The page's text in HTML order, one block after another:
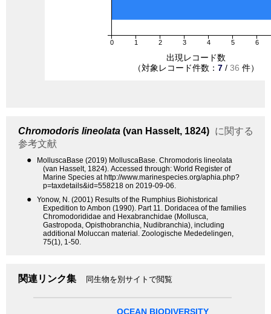
0 1 2 3 4 5 6
出現レコード数
（対象レコード件数： 7 / 36 件）
Chromodoris lineolata (van Hasselt, 1824) に関する
参考文献
●
MolluscaBase (2019) MolluscaBase. Chromodoris lineolata
(van Hasselt, 1824). Accessed through: World Register of
Marine Species at http://www.marinespecies.org/aphia.php?
p=taxdetails&id=558218 on 2019-09-06.
●
Yonow, N. (2001) Results of the Rumphius Biohistorical
Expedition to Ambon (1990). Part 11. Doridacea of the families
Chromodorididae and Hexabranchidae (Mollusca,
Gastropoda, Opisthobranchia, Nudibranchia), including
additional Moluccan material. Zoologische Mededelingen,
75(1), 1-50.
関連リンク集 同生物を別サイトで閲覧
OCEAN BIODIVERSITY